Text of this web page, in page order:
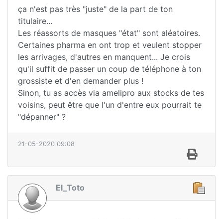
ça n'est pas très "juste" de la part de ton
titulaire...
Les réassorts de masques "état" sont aléatoires.
Certaines pharma en ont trop et veulent stopper
les arrivages, d'autres en manquent... Je crois
qu'il suffit de passer un coup de téléphone à ton
grossiste et d'en demander plus !
Sinon, tu as accès via amelipro aux stocks de tes
voisins, peut être que l'un d'entre eux pourrait te
"dépanner" ?
21-05-2020 09:08
El_Toto